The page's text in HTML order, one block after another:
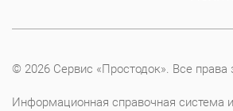
© 2026 Сервис «Простодок». Все
Информационная справочная система и